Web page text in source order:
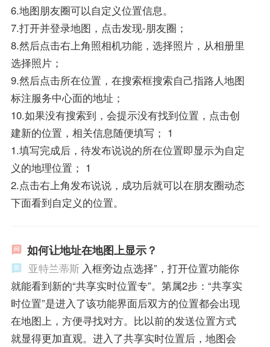
6.地图朋友圈可以自定义位置信息。
7.打开并登录地图，点击发现-朋友圈；
8.然后点击右上角照相机功能，选择照片，从相册里
选择照片；
9.然后点击所在位置，在搜索框搜索自己指路人地图
标注服务中心面的地址；
10.如果没有搜索到，会提示没有找到位置，点击创
建新的位置，相关信息随便填写； 1
1.填写完成后，待发布说说的所在位置即显示为自定
义的地理位置； 1
2.点击右上角发布说说，成功后就可以在朋友圈动态
下面看到自定义的位置。
如何让地址在地图上显示？
亚特兰蒂斯 入框旁边点选择”，打开位置功能你
就能看到新的“共享实时位置专”。第属2步：“共享实
时位置”是进入了该功能界面后双方的位置都会出现
在地图上，方便寻找对方。比以前的发送位置方式
就显得更加直观。进入了共享实时位置后，地图会